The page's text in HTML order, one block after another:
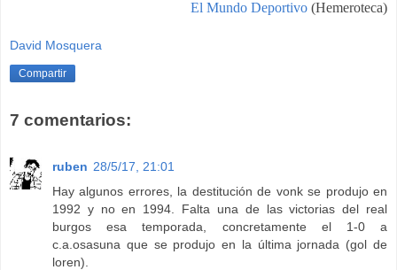
El Mundo Deportivo (Hemeroteca)
David Mosquera
Compartir
7 comentarios:
ruben 28/5/17, 21:01
Hay algunos errores, la destitución de vonk se produjo en
1992 y no en 1994. Falta una de las victorias del real
burgos esa temporada, concretamente el 1-0 a
c.a.osasuna que se produjo en la última jornada (gol de
loren).